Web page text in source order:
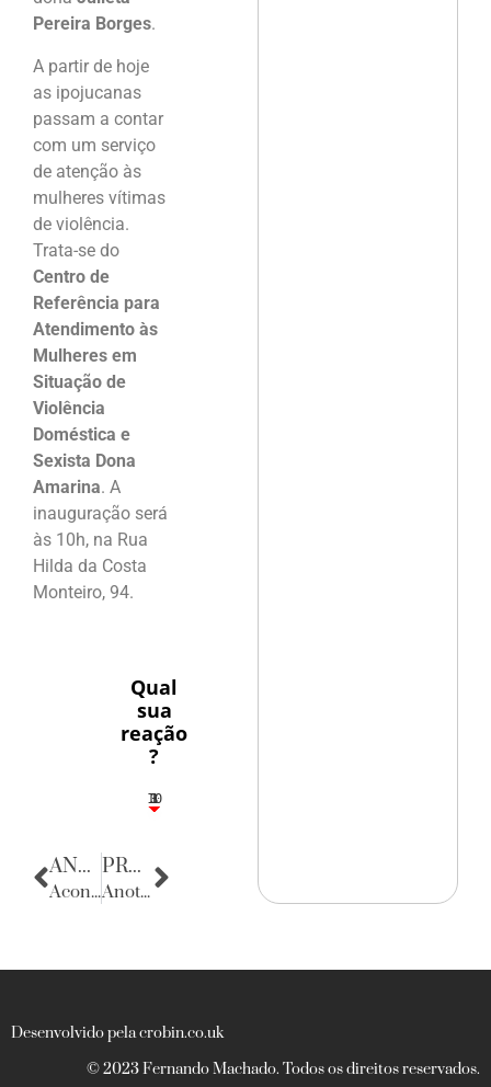
Pereira Borges.
A partir de hoje
as ipojucanas
passam a contar
com um serviço
de atenção às
mulheres vítimas
de violência.
Trata-se do
Centro de
Referência para
Atendimento às
Mulheres em
Situação de
Violência
Doméstica e
Sexista Dona
Amarina. A
inauguração será
às 10h, na Rua
Hilda da Costa
Monteiro, 94.
Qual
sua
reação
?
3
1
1
3
10
ANTERIOR
Acontecencias
PRÓXIMA
Anotações do Cotidiano
Desenvolvido pela crobin.co.uk
© 2023 Fernando Machado. Todos os direitos reservados.